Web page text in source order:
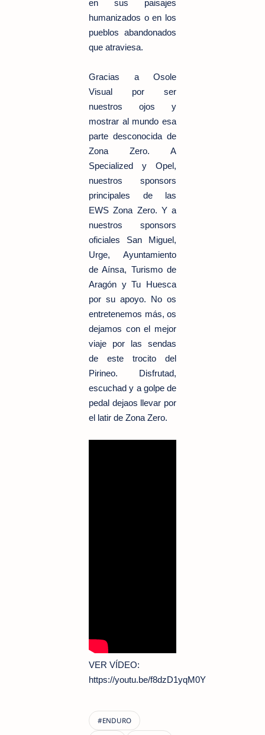
en sus paisajes
humanizados o en los
pueblos abandonados
que atraviesa.
Gracias a Osole
Visual por ser
nuestros ojos y
mostrar al mundo esa
parte desconocida de
Zona Zero. A
Specialized y Opel,
nuestros sponsors
principales de las
EWS Zona Zero. Y a
nuestros sponsors
oficiales San Miguel,
Urge, Ayuntamiento
de Aínsa, Turismo de
Aragón y Tu Huesca
por su apoyo. No os
entretenemos más, os
dejamos con el mejor
viaje por las sendas
de este trocito del
Pirineo. Disfrutad,
escuchad y a golpe de
pedal dejaos llevar por
el latir de Zona Zero.
VER VÍDEO:
https://youtu.be/f8dzD1yqM0Y